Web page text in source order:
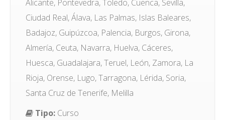
Alicante, Pontevedra, Toledo, Cuenca, Sevilla,
Ciudad Real, Álava, Las Palmas, Islas Baleares,
Badajoz, Guipúzcoa, Palencia, Burgos, Girona,
Almería, Ceuta, Navarra, Huelva, Cáceres,
Huesca, Guadalajara, Teruel, León, Zamora, La
Rioja, Orense, Lugo, Tarragona, Lérida, Soria,
Santa Cruz de Tenerife, Melilla
Tipo: Curso